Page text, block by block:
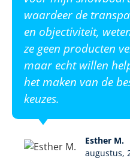
waardeer de
en objectiviteit,
ze geen producten
maar echt willen
het maken van de
keuzes.
Esther M.
augustus,